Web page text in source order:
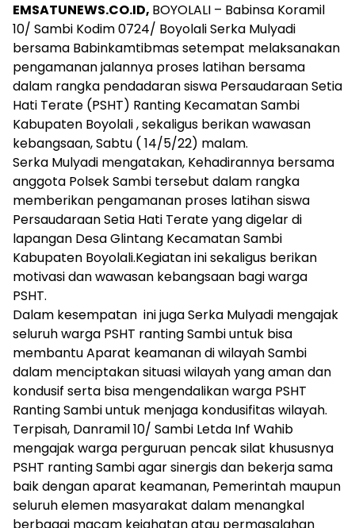
EMSATUNEWS.CO.ID, BOYOLALI – Babinsa Koramil
10/ Sambi Kodim 0724/ Boyolali Serka Mulyadi
bersama Babinkamtibmas setempat melaksanakan
pengamanan jalannya proses latihan bersama
dalam rangka pendadaran siswa Persaudaraan Setia
Hati Terate (PSHT) Ranting Kecamatan Sambi
Kabupaten Boyolali , sekaligus berikan wawasan
kebangsaan, Sabtu ( 14/5/22) malam.
Serka Mulyadi mengatakan, Kehadirannya bersama
anggota Polsek Sambi tersebut dalam rangka
memberikan pengamanan proses latihan siswa
Persaudaraan Setia Hati Terate yang digelar di
lapangan Desa Glintang Kecamatan Sambi
Kabupaten Boyolali.Kegiatan ini sekaligus berikan
motivasi dan wawasan kebangsaan bagi warga
PSHT.
Dalam kesempatan ini juga Serka Mulyadi mengajak
seluruh warga PSHT ranting Sambi untuk bisa
membantu Aparat keamanan di wilayah Sambi
dalam menciptakan situasi wilayah yang aman dan
kondusif serta bisa mengendalikan warga PSHT
Ranting Sambi untuk menjaga kondusifitas wilayah.
Terpisah, Danramil 10/ Sambi Letda Inf Wahib
mengajak warga perguruan pencak silat khususnya
PSHT ranting Sambi agar sinergis dan bekerja sama
baik dengan aparat keamanan, Pemerintah maupun
seluruh elemen masyarakat dalam menangkal